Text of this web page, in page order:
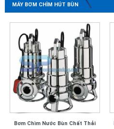
MÁY BƠM CHÌM HÚT BÙN
Bơm Chìm Nước Bùn Chất Thải